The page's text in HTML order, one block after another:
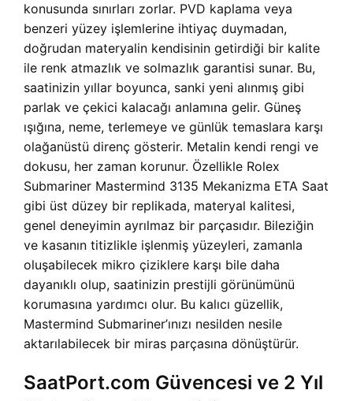
konusunda sınırları zorlar. PVD kaplama veya
benzeri yüzey işlemlerine ihtiyaç duymadan,
doğrudan materyalin kendisinin getirdiği bir kalite
ile renk atmazlık ve solmazlık garantisi sunar. Bu,
saatinizin yıllar boyunca, sanki yeni alınmış gibi
parlak ve çekici kalacağı anlamına gelir. Güneş
ışığına, neme, terlemeye ve günlük temaslara karşı
olağanüstü direnç gösterir. Metalin kendi rengi ve
dokusu, her zaman korunur. Özellikle Rolex
Submariner Mastermind 3135 Mekanizma ETA Saat
gibi üst düzey bir replikada, materyal kalitesi,
genel deneyimin ayrılmaz bir parçasıdır. Bileziğin
ve kasanın titizlikle işlenmiş yüzeyleri, zamanla
oluşabilecek mikro çiziklere karşı bile daha
dayanıklı olup, saatinizin prestijli görünümünü
korumasına yardımcı olur. Bu kalıcı güzellik,
Mastermind Submariner’ınızı nesilden nesile
aktarılabilecek bir miras parçasına dönüştürür.
SaatPort.com Güvencesi ve 2 Yıl